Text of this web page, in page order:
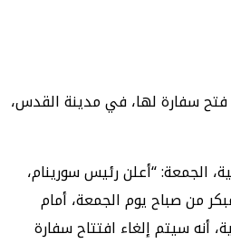
فتح سفارة لها، في مدينة القدس،
الإسرائيلية، الجمعة: “أعلن رئيس سورينام،
من صباح يوم الجمعة، أمام
أنه سيتم إلغاء افتتاح سفارة